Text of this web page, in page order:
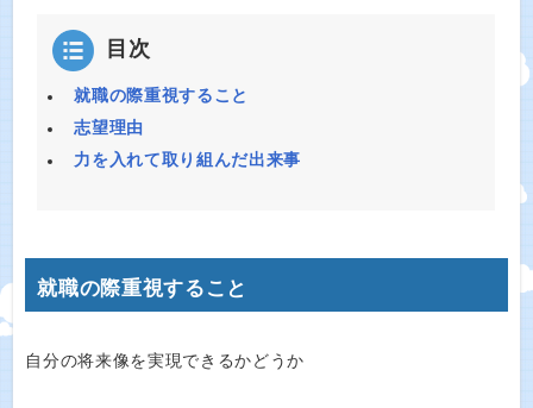
目次
就職の際重視すること
志望理由
力を入れて取り組んだ出来事
就職の際重視すること
自分の将来像を実現できるかどうか